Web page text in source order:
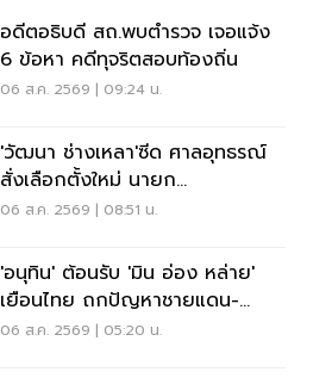
อดีตอธิบดี สถ.พบตำรวจ เจอแจ้ง
6 ข้อหา คดีทุจริตสอบท้องถิ่น
06 ส.ค. 2569 | 09:24 น.
'วัฒนา ช่างเหลา'ซีด ศาลอุทธรณ์
สั่งเลือกตั้งใหม่ นายก
อบจ.ขอนแก่น
06 ส.ค. 2569 | 08:51 น.
'อนุทิน' ต้อนรับ 'มิน อ่อง หล่าย'
เยือนไทย ถกปัญหาชายแดน-
พลังงาน-การค้า
06 ส.ค. 2569 | 05:20 น.